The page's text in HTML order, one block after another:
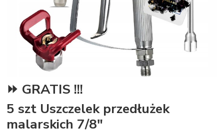
⏩ GRATIS !!!
5 szt Uszczelek przedłużek
malarskich 7/8"